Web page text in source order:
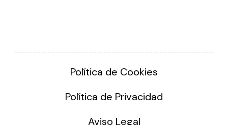
Política de Cookies
Política de Privacidad
Aviso Legal